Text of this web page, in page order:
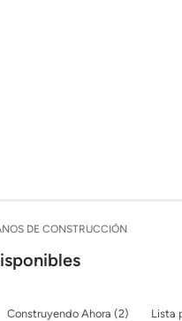
DE CONSTRUCCIÓN
Construyendo Ahora (2) Lista